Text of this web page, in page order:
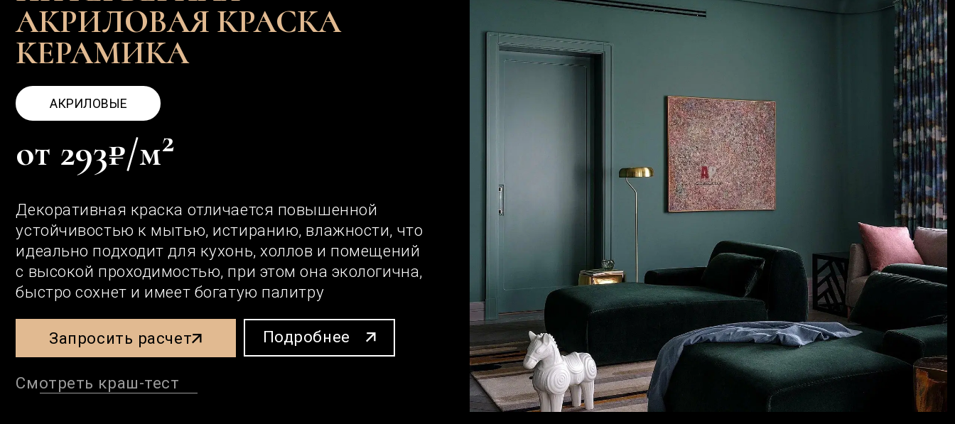
с высокой проходимостью, при этом она экологична,
быстро сохнет и имеет богатую палитру
Смотреть краш-тест
Предлагаем выгодные условия сотрудничества для отделочников, строителей и
дизайнеров. Готовы предоставить качественные материалы и поддержку.
Давайте достигать успеха вместе!
ОСТАВЬТЕ ЗАЯВКУ